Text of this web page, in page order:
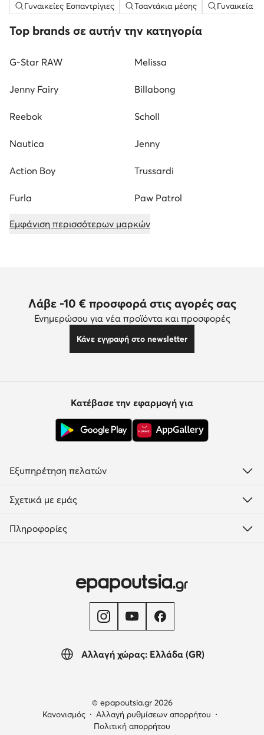
Γυναικείες Εσπαντρίγιες Τσαντάκια μέσης Γυναικεία
Top brands σε αυτήν την κατηγορία
G-Star RAW Melissa
Jenny Fairy Billabong
Reebok Scholl
Nautica Jenny
Action Boy Trussardi
Furla Paw Patrol
Εμφάνιση περισσότερων μαρκών
Λάβε -10 € προσφορά στις αγορές σας
Ενημερώσου για νέα προϊόντα και προσφορές
Κάνε εγγραφή στο newsletter
Αλλαγή χώρας: Ελλάδα (GR)
Κατέβασε την εφαρμογή για
Εξυπηρέτηση πελατών
Σχετικά με εμάς
Πληροφορίες
© epapoutsia.gr 2026
Κανονισμός
Αλλαγή ρυθμίσεων απορρήτου
Πολιτική απορρήτου